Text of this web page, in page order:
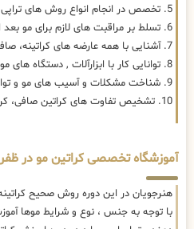
5. تخصص در انجام انواع روش های تراپی تخصصی
6. تسلط بر مراقبت های لازم برای مو بعد از صافی و احیا
7. آشنایی با همه عارضه های کراتینه، صافی یا احیای مو
8. توانایی کار با ابزارآلات , دستگاه های مورد نیاز کراتینه
9. شناخت مشکلات و آسیب های مو و توانایی ارائه راهکار برای برطرف سازی
10. تشخیص تفاوت های کراتین صافی، کراتین احیا و بوتاکس
آموزشگاه تخصصی کراتین مو در ظفر
هنرجویان در این دوره روش صحیح
با توجه به جنس ، نوع و شرایط موها